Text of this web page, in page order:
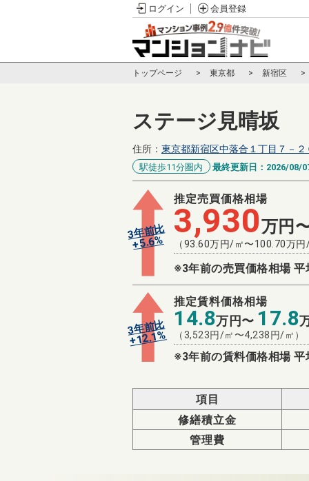
ログイン 会員登録
トップページ 東京都 新宿区
ステージ見晴坂
住所： 東京都新宿区中落合１丁目７－２
駅徒歩11分圏内 最終更新日： 2026/08/
3年前比
+5.6%
推定売買価格相場
3,930万円
（93.60万円/㎡〜100.70万円
※3年前の売買価格相場 平
3年前比
+12.1%
推定賃料価格相場
14.8万円〜 17.8
（ 3,523円/㎡〜4,238 円/㎡）
※3年前の賃料価格相場 平
項目
修繕積立金
管理費